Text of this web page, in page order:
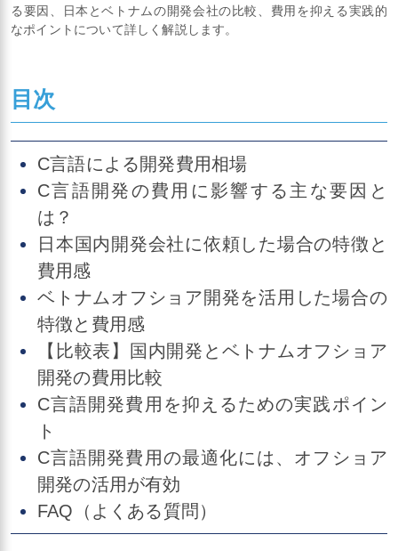
る要因、日本とベトナムの開発会社の比較、費用を抑える実践的
なポイントについて詳しく解説します。
目次
C言語による開発費用相場
C言語開発の費用に影響する主な要因と
は？
日本国内開発会社に依頼した場合の特徴と
費用感
ベトナムオフショア開発を活用した場合の
特徴と費用感
【比較表】国内開発とベトナムオフショア
開発の費用比較
C言語開発費用を抑えるための実践ポイン
ト
C言語開発費用の最適化には、オフショア
開発の活用が有効
FAQ（よくある質問）